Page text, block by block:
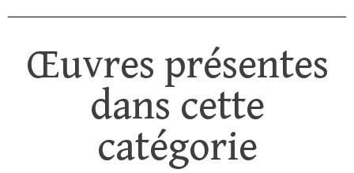
Œuvres présentes
dans cette
catégorie